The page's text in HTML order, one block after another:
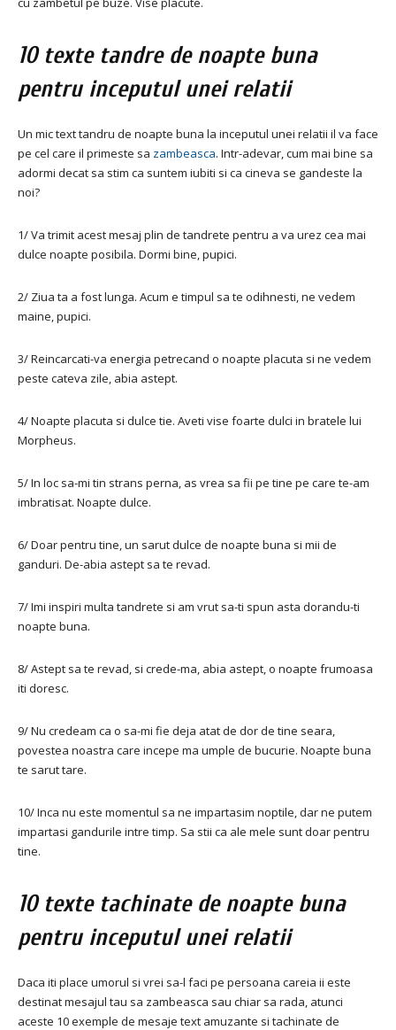
10 texte tandre de noapte buna
pentru inceputul unei relatii
Un mic text tandru de noapte buna la inceputul unei relatii il va face
pe cel care il primeste sa zambeasca. Intr-adevar, cum mai bine sa
adormi decat sa stim ca suntem iubiti si ca cineva se gandeste la
noi?
1/ Va trimit acest mesaj plin de tandrete pentru a va urez cea mai
dulce noapte posibila. Dormi bine, pupici.
2/ Ziua ta a fost lunga. Acum e timpul sa te odihnesti, ne vedem
maine, pupici.
3/ Reincarcati-va energia petrecand o noapte placuta si ne vedem
peste cateva zile, abia astept.
4/ Noapte placuta si dulce tie. Aveti vise foarte dulci in bratele lui
Morpheus.
5/ In loc sa-mi tin strans perna, as vrea sa fii pe tine pe care te-am
imbratisat. Noapte dulce.
6/ Doar pentru tine, un sarut dulce de noapte buna si mii de
ganduri. De-abia astept sa te revad.
7/ Imi inspiri multa tandrete si am vrut sa-ti spun asta dorandu-ti
noapte buna.
8/ Astept sa te revad, si crede-ma, abia astept, o noapte frumoasa
iti doresc.
9/ Nu credeam ca o sa-mi fie deja atat de dor de tine seara,
povestea noastra care incepe ma umple de bucurie. Noapte buna
te sarut tare.
10/ Inca nu este momentul sa ne impartasim noptile, dar ne putem
impartasi gandurile intre timp. Sa stii ca ale mele sunt doar pentru
tine.
10 texte tachinate de noapte buna
pentru inceputul unei relatii
Daca iti place umorul si vrei sa-l faci pe persoana careia ii este
destinat mesajul tau sa zambeasca sau chiar sa rada, atunci
aceste 10 exemple de mesaje text amuzante si tachinate de